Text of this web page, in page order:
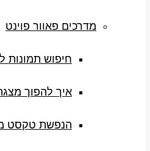
מדרכים פאוור פוינט
חיפוש תמונות
איך להפוך
הנפשת טקסט